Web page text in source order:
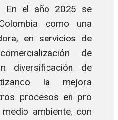
En el año 2025 se
como una
en servicios de
de
diversificación de
la mejora
procesos en pro
ambiente, con